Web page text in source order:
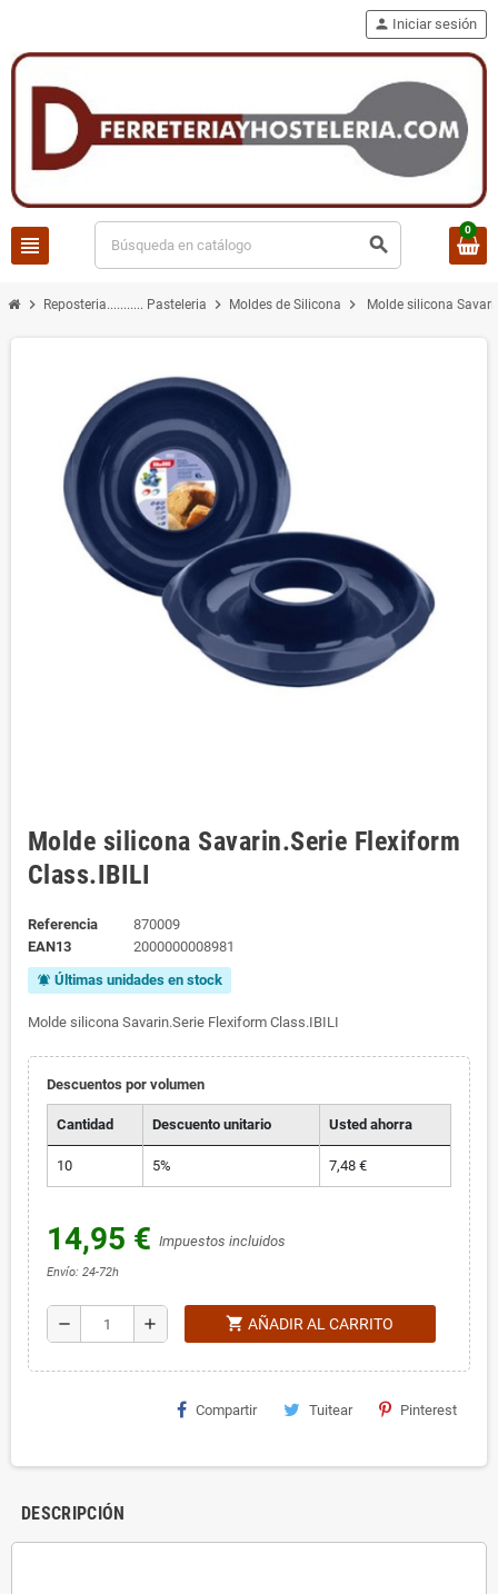
view_headline search
person Iniciar sesión
0
chevron_right Reposteria........... Pasteleria chevron_right Moldes de Silicona chevron_right Molde silicona
Molde silicona Savarin.Serie Flexiform
Class.IBILI
Referencia
870009
EAN13
2000000008981
notifications_active Últimas unidades en stock
Molde silicona Savarin.Serie Flexiform Class.IBILI
Descuentos por volumen
Cantidad Descuento unitario Usted ahorra
10 5% 7,48 €
14,95 € Impuestos incluidos
Envío: 24-72h
remove add shopping_cart AÑADIR AL CARRITO
Compartir Tuitear Pinterest
DESCRIPCIÓN